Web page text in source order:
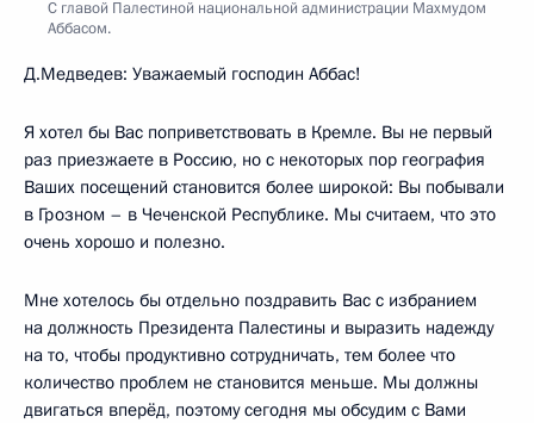
С главой Палестиной национальной администрации Махмудом
Аббасом.
Д.Медведев: Уважаемый господин Аббас!
Я хотел бы Вас поприветствовать в Кремле. Вы не первый
раз приезжаете в Россию, но с некоторых пор география
Ваших посещений становится более широкой: Вы побывали
в Грозном – в Чеченской Республике. Мы считаем, что это
очень хорошо и полезно.
Мне хотелось бы отдельно поздравить Вас с избранием
на должность Президента Палестины и выразить надежду
на то, чтобы продуктивно сотрудничать, тем более что
количество проблем не становится меньше. Мы должны
двигаться вперёд, поэтому сегодня мы обсудим с Вами